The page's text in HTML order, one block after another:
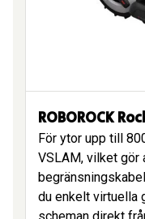
ROBOROCK
För ytor upp till
VSLAM, vilket gör
du enkelt virtuella